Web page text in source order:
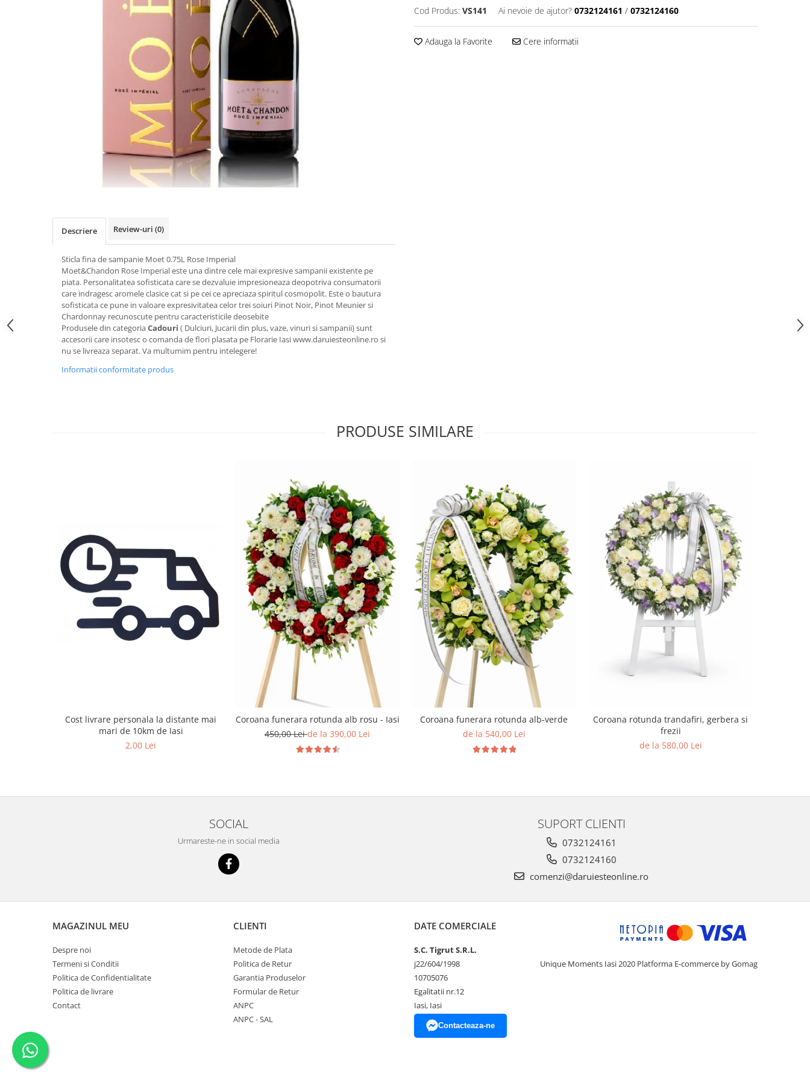
Cod Produs: VS141 Ai nevoie de ajutor? 0732124161 / 0732124160
Adauga la Favorite Cere informatii
Descriere Review-uri (0)
Sticla fina de sampanie Moet 0.75L Rose Imperial
Moet&Chandon Rose Imperial este una dintre cele mai expresive sampanii existente pe
piata. Personalitatea sofisticata care se dezvaluie impresioneaza deopotriva consumatorii
care indragesc aromele clasice cat si pe cei ce apreciaza spiritul cosmopolit. Este o bautura
sofisticata ce pune in valoare expresivitatea celor trei soiuri Pinot Noir, Pinot Meunier si
Chardonnay recunoscute pentru caracteristicile deosebite
Produsele din categoriaCadouri ( Dulciuri, Jucarii din plus, vaze, vinuri si sampanii) sunt
accesorii care insotesc o comanda de flori plasata pe Florarie Iasi www.daruiesteonline.ro si
nu se livreaza separat. Va multumim pentru intelegere!
Informatii conformitate produs
PRODUSE SIMILARE
Cost livrare personala la distante mai
mari de 10km de Iasi
2,00 Lei
Coroana funerara rotunda alb rosu - Iasi
450,00 Leide la 390,00 Lei
Coroana funerara rotunda alb-verde
de la 540,00 Lei
Coroana rotunda trandafiri, gerbera si
frezii
de la 580,00 Lei
SOCIAL
Urmareste-ne in social media
SUPORT CLIENTI
0732124161
0732124160
comenzi@daruiesteonline.ro
MAGAZINUL MEU
Despre noi
Termeni si Conditii
Politica de Confidentialitate
Politica de livrare
Contact
CLIENTI
Metode de Plata
Politica de Retur
Garantia Produselor
Formular de Retur
ANPC
ANPC - SAL
DATE COMERCIALE
S.C. Tigrut S.R.L.
j22/604/1998
10705076
Egalitatii nr.12
Iasi, Iasi
Contacteaza-ne
Unique Moments Iasi 2020 Platforma E-commerce by Gomag